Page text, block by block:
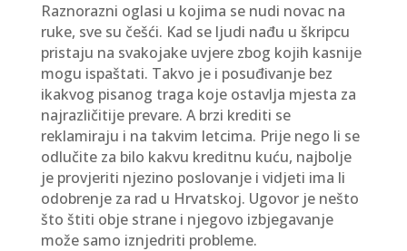
Raznorazni oglasi u kojima se nudi novac na
ruke, sve su češći. Kad se ljudi nađu u škripcu
pristaju na svakojake uvjere zbog kojih kasnije
mogu ispaštati. Takvo je i posuđivanje bez
ikakvog pisanog traga koje ostavlja mjesta za
najrazličitije prevare. A brzi krediti se
reklamiraju i na takvim letcima. Prije nego li se
odlučite za bilo kakvu kreditnu kuću, najbolje
je provjeriti njezino poslovanje i vidjeti ima li
odobrenje za rad u Hrvatskoj. Ugovor je nešto
što štiti obje strane i njegovo izbjegavanje
može samo iznjedriti probleme.